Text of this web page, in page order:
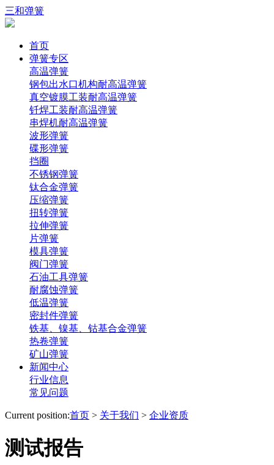
三和弹簧
首页
弹簧专区
高温弹簧
钢包出水口机构耐高温弹簧
真空镀膜工装耐高温弹簧
钎焊工装耐高温弹簧
串焊机耐高温弹簧
波形弹簧
碟形弹簧
挡圈
不锈钢弹簧
钛合金弹簧
压缩弹簧
扭转弹簧
拉伸弹簧
片弹簧
模具弹簧
阀门弹簧
石油工具弹簧
耐腐蚀弹簧
低温弹簧
密封件弹簧
铁基、镍基、钴基合金弹簧
热卷弹簧
矿山弹簧
新闻中心
行业信息
常见问题
Current position:首页 > 关于我们 > 企业资质
测试报告